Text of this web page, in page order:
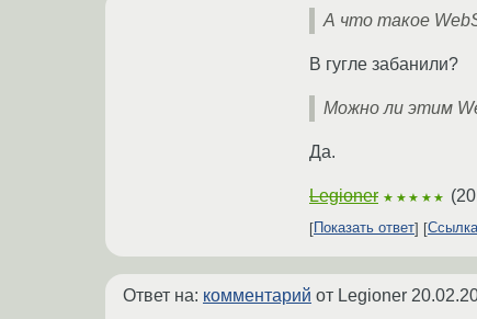
А что такое
В гугле забанили?
Можно ли этим
Да.
Legioner ★★★★★ (
Показать ответ Ссылка
Ответ на: комментарий от Legioner